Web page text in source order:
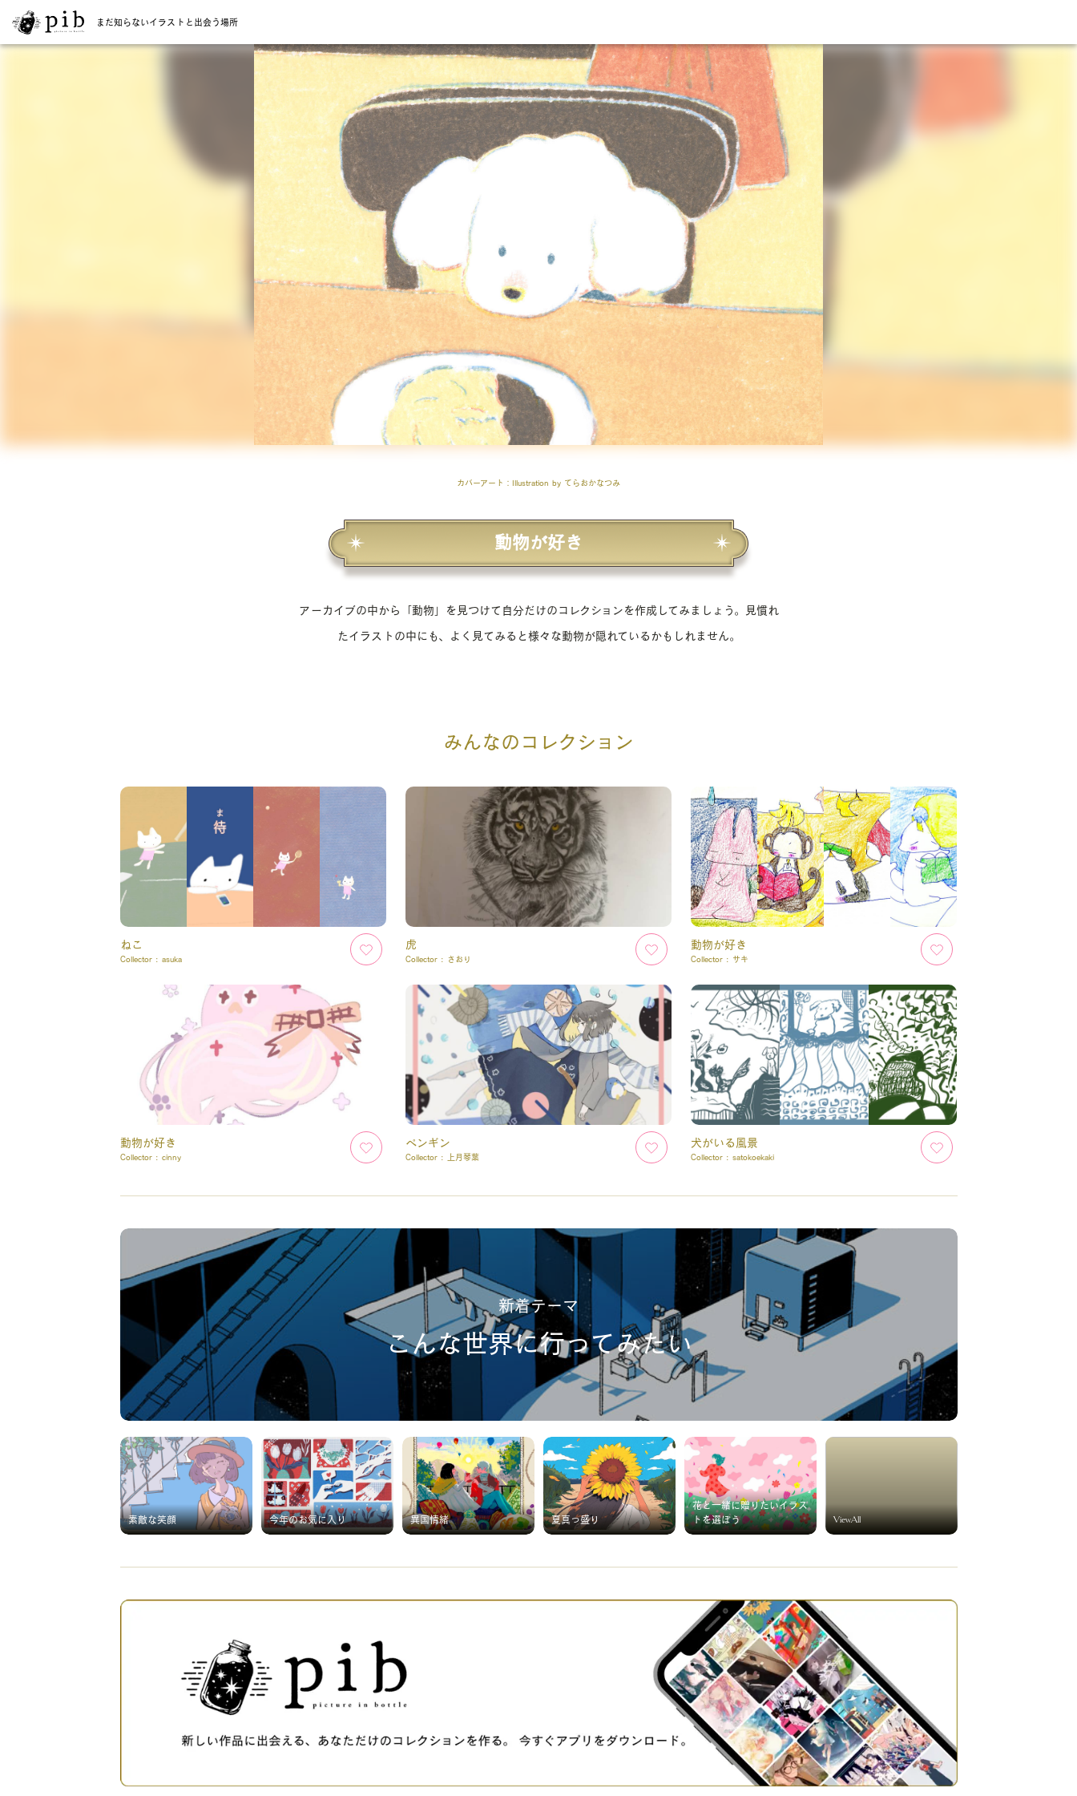
まだ知らないイラストと出会う場所
カバーアート ：Illustration by てらおかなつみ
動物が好き
アーカイブの中から「動物」を見つけて自分だけのコレクションを作成してみましょう。見慣れ
たイラストの中にも、よく見てみると様々な動物が隠れているかもしれません。
みんなのコレクション
ねこ
Collector : asuka
虎
Collector : さおり
動物が好き
Collector : サキ
動物が好き
Collector : cinny
ペンギン
Collector : 上月琴葉
犬がいる風景
Collector :satokoekaki
新着テーマ
こんな世界に行ってみたい
素敵な笑顔 今年のお気に入り 異国情緒 夏真っ盛り
花と一緒に贈りたいイラス
トを選ぼう
ViewAll